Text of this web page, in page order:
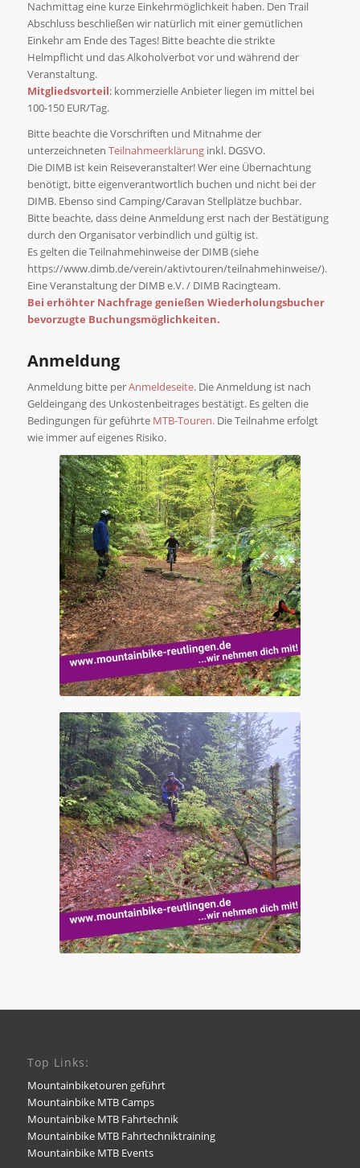
Nachmittag eine kurze Einkehrmöglichkeit haben. Den Trail
Abschluss beschließen wir natürlich mit einer gemütlichen
Einkehr am Ende des Tages! Bitte beachte die strikte
Helmpflicht und das Alkoholverbot vor und während der
Veranstaltung.
Mitgliedsvorteil: kommerzielle Anbieter liegen im mittel bei
100-150 EUR/Tag.
Bitte beachte die Vorschriften und Mitnahme der
unterzeichneten Teilnahmeerklärunginkl. DGSVO.
Die DIMB ist kein Reiseveranstalter! Wer eine Übernachtung
benötigt, bitte eigenverantwortlich buchen und nicht bei der
DIMB. Ebenso sind Camping/Caravan Stellplätze buchbar.
Bitte beachte, dass deine Anmeldung erst nach der Bestätigung
durch den Organisator verbindlich und gültig ist.
Es gelten die Teilnahmehinweise der DIMB (siehe
https://www.dimb.de/verein/aktivtouren/teilnahmehinweise/).
Eine Veranstaltung der DIMB e.V. / DIMB Racingteam.
Bei erhöhter Nachfrage genießen Wiederholungsbucher
bevorzugte Buchungsmöglichkeiten.
Anmeldung
Anmeldung bitte perAnmeldeseite. Die Anmeldung ist nach
Geldeingang des Unkostenbeitrages bestätigt. Es gelten die
Bedingungen für geführte MTB-Touren. Die Teilnahme erfolgt
wie immer auf eigenes Risiko.
Top Links:
Mountainbiketouren geführt
Mountainbike MTB Camps
Mountainbike MTB Fahrtechnik
Mountainbike MTB Fahrtechniktraining
Mountainbike MTB Events